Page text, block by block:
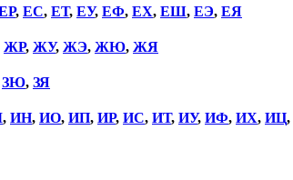
, ЕС, ЕТ, ЕУ, ЕФ, ЕХ, ЕШ, ЕЭ, ЕЯ
ЖР, ЖУ, ЖЭ, ЖЮ, ЖЯ
ЗЮ, ЗЯ
, ИН, ИО, ИП, ИР, ИС, ИТ, ИУ, ИФ, ИХ, ИЦ,